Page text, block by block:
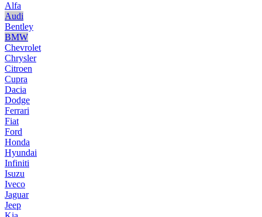
Alfa
Audi
Bentley
BMW
Chevrolet
Chrysler
Citroen
Cupra
Dacia
Dodge
Ferrari
Fiat
Ford
Honda
Hyundai
Infiniti
Isuzu
Iveco
Jaguar
Jeep